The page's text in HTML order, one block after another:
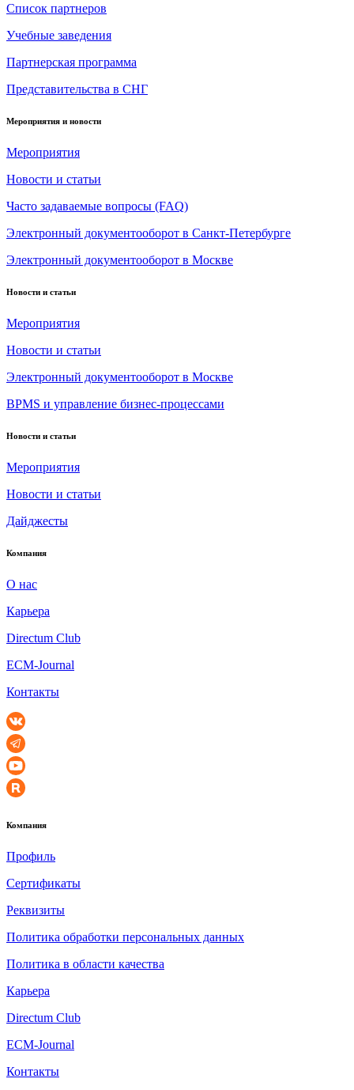
Список партнеров
Учебные заведения
Партнерская программа
Представительства в СНГ
Мероприятия и новости
Мероприятия
Новости и статьи
Часто задаваемые вопросы (FAQ)
Электронный документооборот в Санкт-Петербурге
Электронный документооборот в Москве
Новости и статьи
Мероприятия
Новости и статьи
Электронный документооборот в Москве
BPMS и управление бизнес-процессами
Новости и статьи
Мероприятия
Новости и статьи
Дайджесты
Компания
О нас
Карьера
Directum Club
ECM-Journal
Контакты
Компания
Профиль
Сертификаты
Реквизиты
Политика обработки персональных данных
Политика в области качества
Карьера
Directum Club
ECM-Journal
Контакты